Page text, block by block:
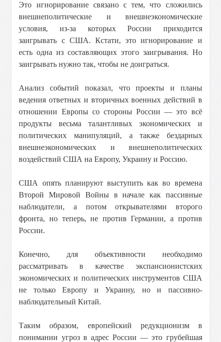
Это игнорирование связано с тем, что сложились
внешнеполитические и внешнеэкономические
условия, из-за которых России приходится
заигрывать с США. Кстати, это игнорирование и
есть одна из составляющих этого заигрывания. Но
заигрывать нужно так, чтобы не доиграться.
Анализ событий показал, что проекты и планы
ведения ответных и вторичных военных действий в
отношении Европы со стороны России — это всё
продукты весьма талантливых экономических и
политических манипуляций, а также бездарных
внешнеэкономических и внешнеполитических
воздействий США на Европу, Украину и Россию.
США опять планируют выступить как во времена
Второй Мировой Войны в начале как пассивные
наблюдатели, а потом открывателями второго
фронта, но теперь, не против Германии, а против
России.
Конечно, для объективности необходимо
рассматривать в качестве экспансионистских
экономических и политических инструментов США
не только Европу и Украину, но и пассивно-
наблюдательный Китай.
Таким образом, европейский редукционизм в
понимании угроз в адрес России — это грубейшая